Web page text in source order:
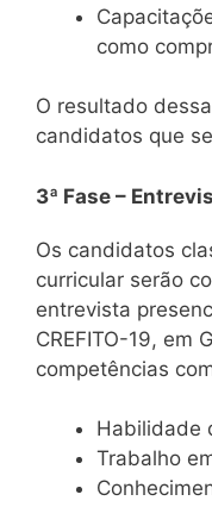
como
O resultado
candidatos que
3ª Fase –
Os candidatos
curricular serão
entrevista
CREFITO-19, em
competências
Habilidade
Trabalho